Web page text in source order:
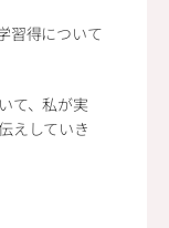
習得について
て、私が実
えしていき